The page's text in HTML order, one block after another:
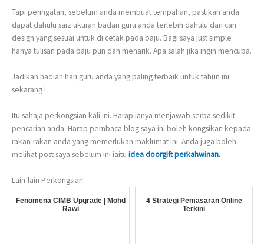
Tapi peringatan, sebelum anda membuat tempahan, pastikan anda
dapat dahulu saiz ukuran badan guru anda terlebih dahulu dan cari
design yang sesuai untuk di cetak pada baju. Bagi saya just simple
hanya tulisan pada baju pun dah menarik. Apa salah jika ingin mencuba.
Jadikan hadiah hari guru anda yang paling terbaik untuk tahun ini
sekarang !
Itu sahaja perkongsian kali ini. Harap ianya menjawab serba sedikit
pencarian anda. Harap pembaca blog saya ini boleh kongsikan kepada
rakan-rakan anda yang memerlukan maklumat ini. Anda juga boleh
melihat post saya sebelum ini iaitu idea doorgift perkahwinan.
Lain-lain Perkongsian:
Fenomena CIMB Upgrade | Mohd
Rawi
4 Strategi Pemasaran Online
Terkini